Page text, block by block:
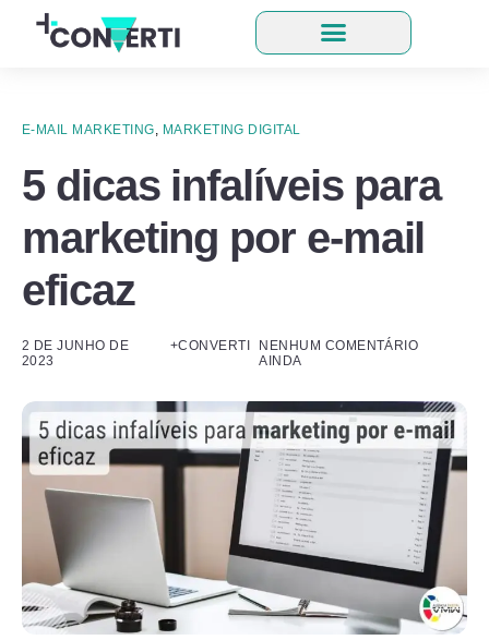
E-MAIL MARKETING, MARKETING DIGITAL
5 dicas infalíveis para
marketing por e-mail
eficaz
2 DE JUNHO DE
2023
+CONVERTI
NENHUM COMENTÁRIO
AINDA